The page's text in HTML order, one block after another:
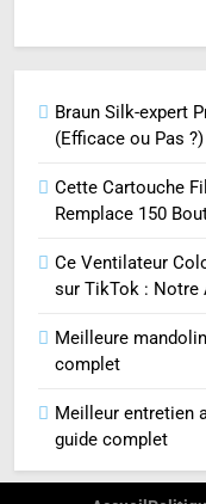
Braun Silk-expert
(Efficace ou Pas ?)
Cette Cartouche
Remplace 150
Ce Ventilateur
sur TikTok : Notre
Meilleure
complet
Meilleur entretien
guide complet